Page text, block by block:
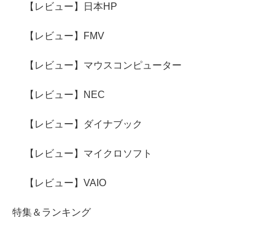
【レビュー】日本HP
【レビュー】FMV
【レビュー】マウスコンピューター
【レビュー】NEC
【レビュー】ダイナブック
【レビュー】マイクロソフト
【レビュー】VAIO
特集＆ランキング